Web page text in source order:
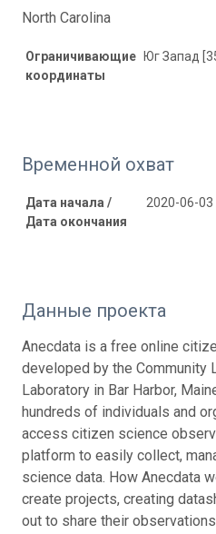
North Carolina
Ограничивающие
координаты
Юг Запад
Временной охват
Дата начала /
Дата окончания
2020-06-
Данные проекта
Anecdata is a free online
developed by the Community
Laboratory in Bar Harbor,
hundreds of individuals and
access citizen science
platform to easily collect,
science data. How Anecdata
create projects, creating
out to share their